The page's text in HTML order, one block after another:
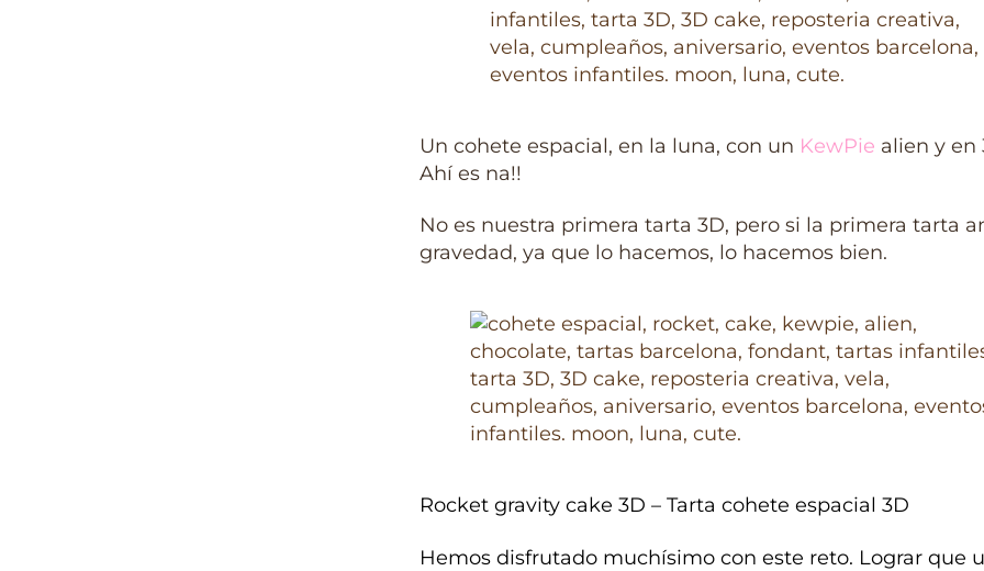
Un cohete espacial, en la luna, con un KewPie alien y en
Ahí es na!!
No es nuestra primera tarta 3D, pero si la primera tarta
gravedad, ya que lo hacemos, lo hacemos bien.
Rocket gravity cake 3D – Tarta cohete espacial 3D
Hemos disfrutado muchísimo con este reto. Lograr que